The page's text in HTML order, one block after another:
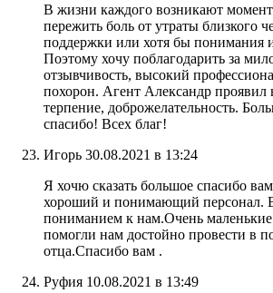
В жизни каждого возникают
пережить боль от утраты близкого
поддержки или хотя бы понимания
Поэтому хочу поблагодарить за
отзывчивость, высокий
похорон. Агент Александр проявил
терпение, доброжелательность.
спасибо! Всех благ!
Игорь 30.08.2021 в 13:24
Я хочю сказать большое спасибо
хороший и понимающий персонал.
пониманием к нам.Очень
помогли нам достойно провести в
отца.Спасибо вам .
Руфия 10.08.2021 в 13:49